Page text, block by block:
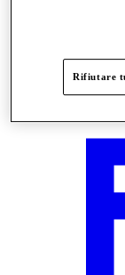
Vieni a
Rifiutare